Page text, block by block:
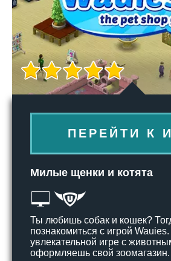
ПЕРЕЙТИ К
Милые щенки и котята
Ты любишь собак и кошек?
познакомиться с игрой
увлекательной игре с
оформляешь свой зоомагазин.